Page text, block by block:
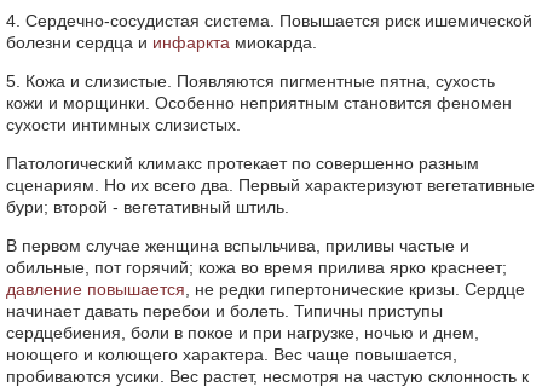
4. Сердечно-сосудистая система. Повышается риск ишемической
болезни сердца и инфаркта миокарда.
5. Кожа и слизистые. Появляются пигментные пятна, сухость
кожи и морщинки. Особенно неприятным становится феномен
сухости интимных слизистых.
Патологический климакс протекает по совершенно разным
сценариям. Но их всего два. Первый характеризуют вегетативные
бури; второй - вегетативный штиль.
В первом случае женщина вспыльчива, приливы частые и
обильные, пот горячий; кожа во время прилива ярко краснеет;
давление повышается , не редки гипертонические кризы. Сердце
начинает давать перебои и болеть. Типичны приступы
сердцебиения, боли в покое и при нагрузке, ночью и днем,
ноющего и колющего характера. Вес чаще повышается,
пробиваются усики. Вес растет, несмотря на частую склонность к